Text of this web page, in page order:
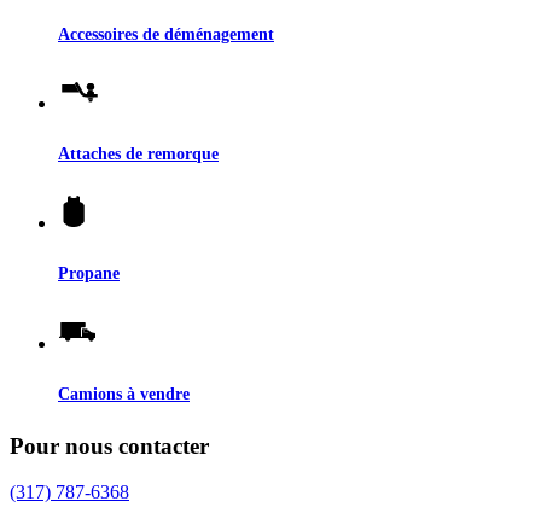
Accessoires de déménagement
Attaches de remorque
Propane
Camions à vendre
Pour nous contacter
(317) 787-6368